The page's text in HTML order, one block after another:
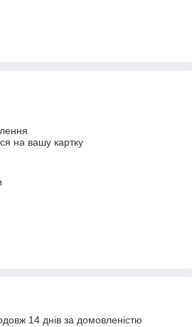
на вашу картку
14 днів за домовленістю